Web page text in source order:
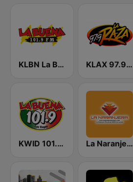
KLBN La Buena 101.9 FM KLAX 97.9 La Raza FM
KWID 101.9 La Buena La Naranjera de Sibers